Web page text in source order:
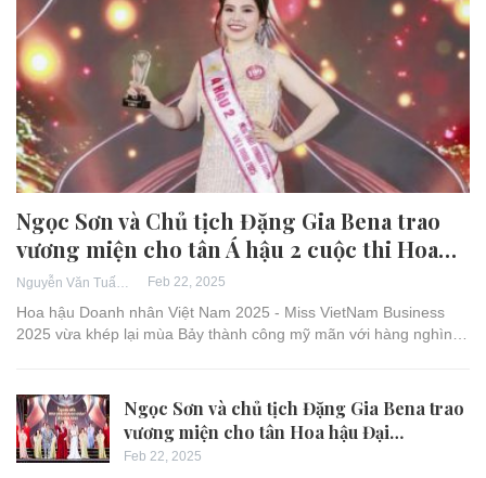
Ngọc Sơn và Chủ tịch Đặng Gia Bena trao
vương miện cho tân Á hậu 2 cuộc thi Hoa…
Nguyễn Văn Tuấn Feb 22, 2025
Hoa hậu Doanh nhân Việt Nam 2025 - Miss VietNam Business
2025 vừa khép lại mùa Bảy thành công mỹ mãn với hàng nghìn…
Ngọc Sơn và chủ tịch Đặng Gia Bena trao
vương miện cho tân Hoa hậu Đại…
Feb 22, 2025